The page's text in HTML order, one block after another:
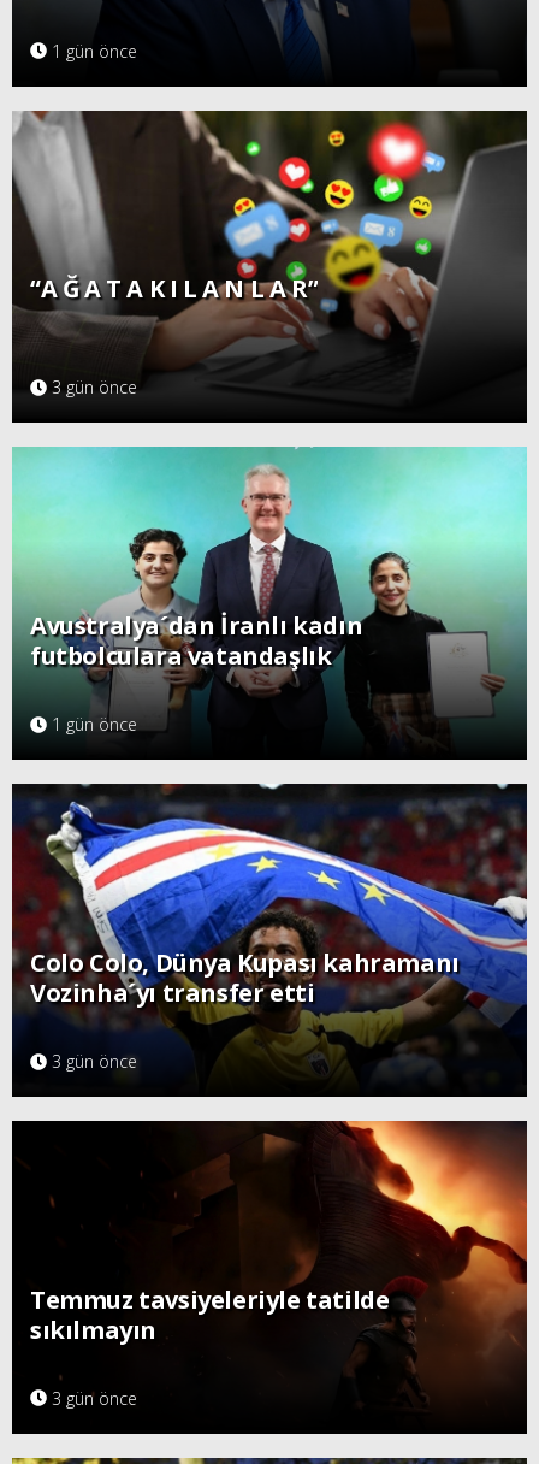
1 gün önce
“A Ğ A T A K I L A N L A R”
3 gün önce
Avustralya´dan İranlı kadın
futbolculara vatandaşlık
1 gün önce
Colo Colo, Dünya Kupası kahramanı
Vozinha´yı transfer etti
3 gün önce
Temmuz tavsiyeleriyle tatilde
sıkılmayın
3 gün önce